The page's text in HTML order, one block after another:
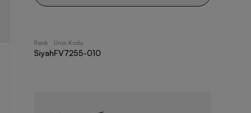
Renk
Siyah
Ürün Kodu
FV7255-010